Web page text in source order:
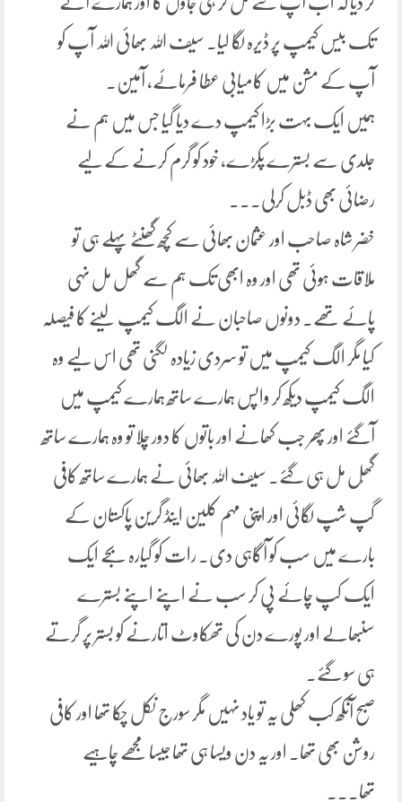
تک بیس کیمپ پر ڈیرہ لگا لیا. سیف اللہ بھائی اللہ آپ کو
آپ کے مشن میں کامیابی عطا فرمائے، آمین.
ہمیں ایک بہت بڑا کیمپ دے دیا گیا جس میں ہم نے
جلدی سے بسترے پکڑے، خود کو گرم کرنے کے لیے
رضائی بھی ڈبل کرلی۔۔۔
خضر شاہ صاحب اور عثمان بھائی سے کچھ گھنٹے پہلے ہی تو
ملاقات ہوئی تھی اور وہ ابھی تک ہم سے گھل مل نہی
پائے تھے۔ دونوں صاحبان نے الگ کیمپ لینے کا فیصلہ
کیا مگر الگ کیمپ میں تو سردی زیادہ لگنی تھی اس لیے وہ
الگ کیمپ دیکھ کر واپس ہمارے ساتھ ہمارے کیمپ میں
آگئے اور پھر جب کھانے اور باتوں کا دور چلا تو وہ ہمارے ساتھ
گھُل مل ہی گئے۔ سیف اللہ بھائی نے ہمارے ساتھ کافی
گپ شپ لگائی اور اپنی مہم کلین اینڈ گرین پاکستان کے
بارے میں سب کو آگاہی دی۔ رات کو گیارہ بجے ایک
ایک کپ چائے پی کر سب نے اپنے اپنے بسترے
سنبھالے اور پورے دن کی تھکاوٹ اتارنے کو بستر پر گرتے
ہی سو گئے.
صبح آنکھ کب کھلی یہ تو یاد نہیں مگر سورج نکل چکا تھا اور کافی
روشن بھی تھا۔ اور یہ دن ویسا ہی تھا جیسا مجھے چاہیے
تھا۔۔۔